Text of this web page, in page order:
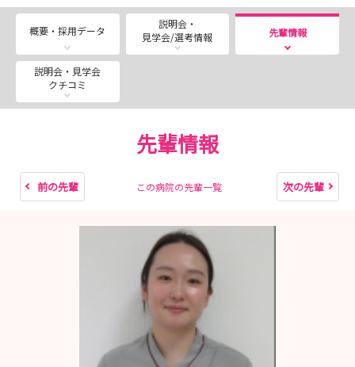
概要・採用データ
説明会・
見学会/選考情報
先輩情報
説明会・見学会
クチコミ
先輩情報
前の先輩 この病院の先輩一覧 次の先輩